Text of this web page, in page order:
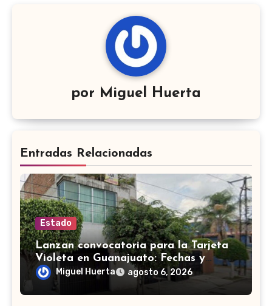
por Miguel Huerta
Entradas Relacionadas
Estado
Lanzan convocatoria para la Tarjeta
Violeta en Guanajuato: Fechas y
requisitos y etapas de registro
Miguel Huerta agosto 6, 2026